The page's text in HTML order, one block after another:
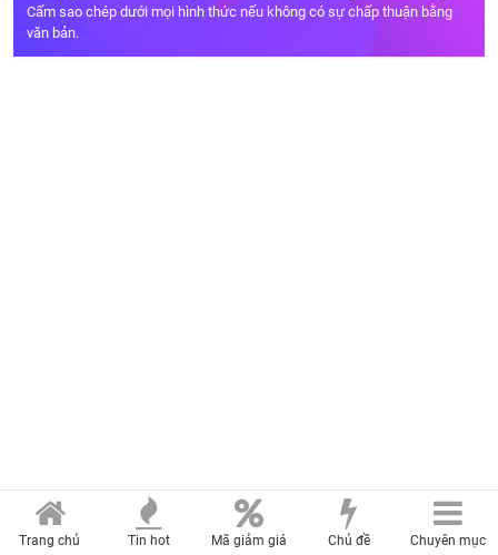
Cấm sao chép dưới mọi hình thức nếu không có sự chấp thuận bằng
văn bản.
Trang chủ Tin hot Mã giảm giá Chủ đề Chuyên mục